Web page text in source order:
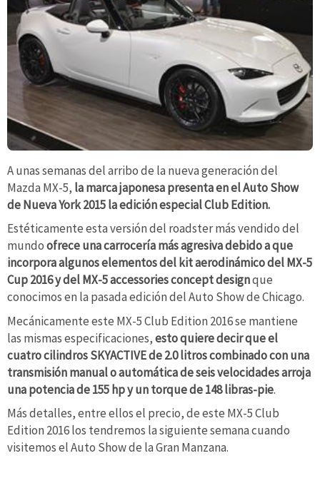
A unas semanas del arribo de la nueva generación del
Mazda MX-5, la marca japonesa presenta en el Auto Show
de Nueva York 2015 la edición especial Club Edition.
Estéticamente esta versión del roadster más vendido del
mundoofrece una carrocería más agresiva debido a que
incorpora algunos elementos del kit aerodinámico del MX-5
Cup 2016 y del MX-5 accessories concept designque
conocimos en la pasada edición del Auto Show de Chicago.
Mecánicamente este MX-5 Club Edition 2016 se mantiene
las mismas especificaciones,esto quiere decir que el
cuatro cilindros SKYACTIVE de 2.0 litros combinado con una
transmisión manual o automática de seis velocidades arroja
una potencia de 155 hp y un torque de 148 libras-pie.
Más detalles, entre ellos el precio, de este MX-5 Club
Edition 2016 los tendremos la siguiente semana cuando
visitemos el Auto Show de la Gran Manzana.